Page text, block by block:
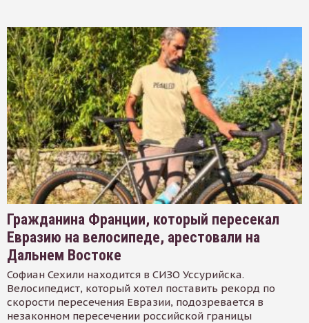
Гражданина Франции, который пересекал
Евразию на велосипеде, арестовали на
Дальнем Востоке
Софиан Сехили находится в СИЗО Уссурийска.
Велосипедист, который хотел поставить рекорд по
скорости пересечения Евразии, подозревается в
незаконном пересечении российской границы